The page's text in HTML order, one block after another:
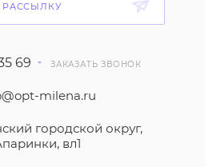
РАССЫЛКУ
69 ЗАКАЗАТЬ ЗВОНОК
milena.ru
городской округ,
вл1